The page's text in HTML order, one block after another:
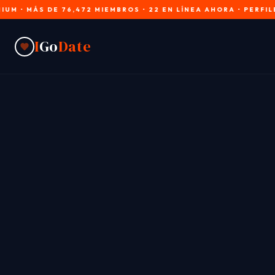
DE 76,472 MIEMBROS • 22 EN LÍNEA AHORA • PERFILES
IGoDate